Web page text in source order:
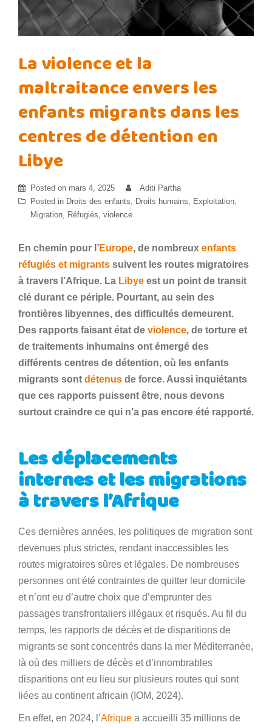
La violence et la
maltraitance envers les
enfants migrants dans les
centres de détention en
Libye
Posted on mars 4, 2025
Aditi Partha
Posted in Droits des enfants Droits humains Exploitation
Migration Réfugiés violence
En chemin pour l’Europe, de nombreux enfants
réfugiés et migrants suivent les routes migratoires
à travers l’Afrique. La Libye est un point de transit
clé durant ce périple. Pourtant, au sein des
frontières libyennes, des difficultés demeurent.
Des rapports faisant état de violence, de torture et
de traitements inhumains ont émergé des
différents centres de détention, où les enfants
migrants sont détenus de force. Aussi inquiétants
que ces rapports puissent être, nous devons
surtout craindre ce qui n’a pas encore été rapporté.
Les déplacements
internes et les migrations
à travers l’Afrique
Ces dernières années, les politiques de migration sont
devenues plus strictes, rendant inaccessibles les
routes migratoires sûres et légales. De nombreuses
personnes ont été contraintes de quitter leur domicile
et n’ont eu d’autre choix que d’emprunter des
passages transfrontaliers illégaux et risqués. Au fil du
temps, les rapports de décès et de disparitions de
migrants se sont concentrés dans la mer Méditerranée,
là où des milliers de décès et d’innombrables
disparitions ont eu lieu sur plusieurs routes qui sont
liées au continent africain (IOM, 2024).
En effet, en 2024, l’Afrique a accueilli 35 millions de